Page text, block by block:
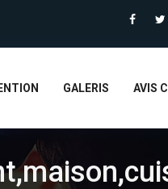
GALERIS AVIS